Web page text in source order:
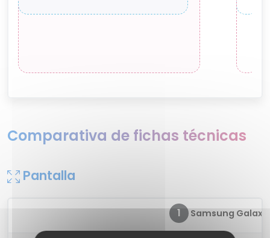
Comparativa de fichas técnicas
Pantalla
1 Samsung Galaxy